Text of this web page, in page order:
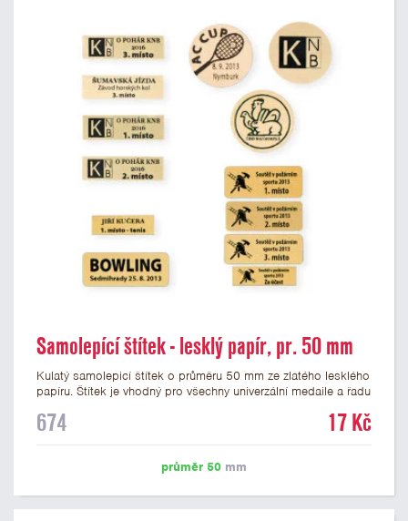
Samolepící štítek - lesklý papír, pr. 50 mm
Kulatý samolepicí štítek o průměru 50 mm ze zlatého lesklého
papíru. Štítek je vhodný pro všechny univerzální medaile a řadu
mm. Na štítek je možné vytisknout logo nebo text dle vašeho
674 17 Kč
průměr 50 mm